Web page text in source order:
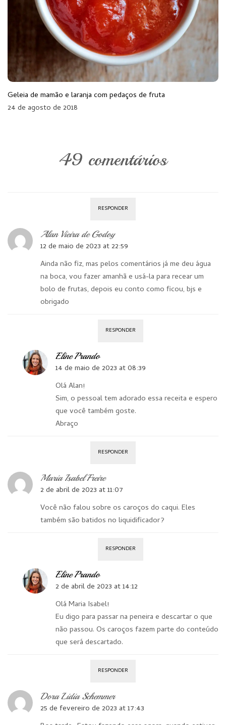
Geleia de mamão e laranja com pedaços de fruta
24 de agosto de 2018
49 comentários
RESPONDER
Alan Vieira de Godoy
12 de maio de 2023 at 22:59
Ainda não fiz, mas pelos comentários já me deu água
na boca, vou fazer amanhã e usá-la para recear um
bolo de frutas, depois eu conto como ficou, bjs e
obrigado
RESPONDER
Eline Prando
14 de maio de 2023 at 08:39
Olá Alan!
Sim, o pessoal tem adorado essa receita e espero
que você também goste.
Abraço
RESPONDER
Maria Isabel Freire
2 de abril de 2023 at 11:07
Você não falou sobre os caroços do caqui. Eles
também são batidos no liquidificador?
RESPONDER
Eline Prando
2 de abril de 2023 at 14:12
Olá Maria Isabel!
Eu digo para passar na peneira e descartar o que
não passou. Os caroços fazem parte do conteúdo
que será descartado.
RESPONDER
Dora Lidia Schemmer
25 de fevereiro de 2023 at 17:43